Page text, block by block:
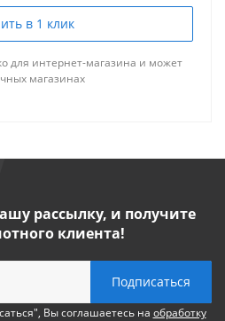
в 1 клик
для интернет-магазина и может
магазинах
рассылку, и получите
клиента!
Вы соглашаетесь на обработку